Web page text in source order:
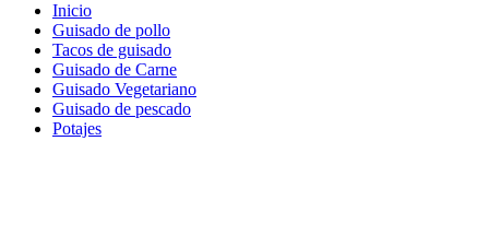
Inicio
Guisado de pollo
Tacos de guisado
Guisado de Carne
Guisado Vegetariano
Guisado de pescado
Potajes